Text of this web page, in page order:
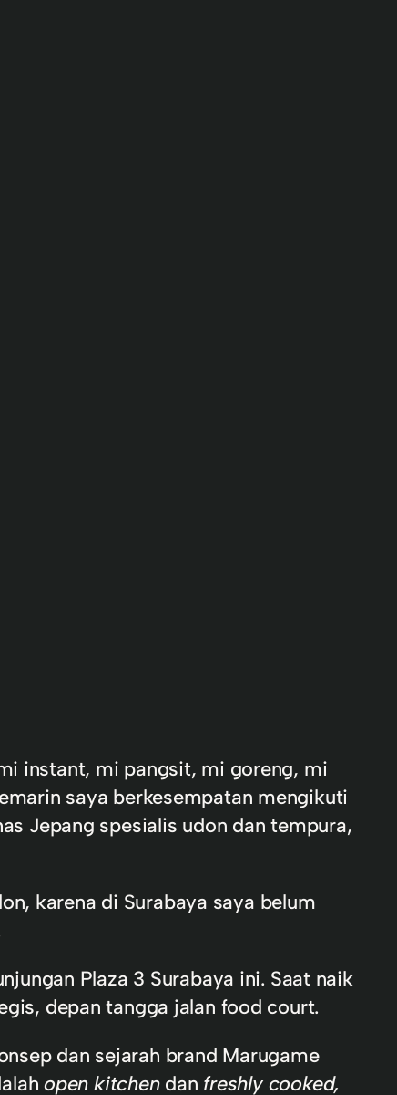
instant, mi pangsit, mi goreng, mi
saya berkesempatan mengikuti
Jepang spesialis udon dan tempura,
karena di Surabaya saya belum
Plaza 3 Surabaya ini. Saat naik
depan tangga jalan food court.
dan sejarah brand Marugame
open kitchendan freshly cooked,